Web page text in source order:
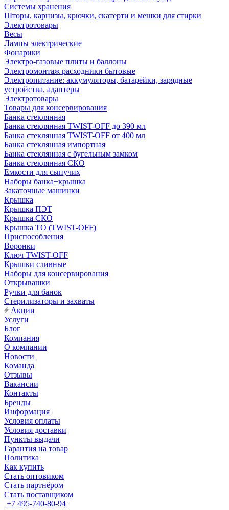
Системы хранения
Шторы, карнизы, крючки, скатерти и мешки для стирки
Электротовары
Весы
Лампы электрические
Фонарики
Электро-газовые плиты и баллоны
Электромонтаж расходники бытовые
Электропитание: аккумуляторы, батарейки, зарядные
устройства, адаптеры
Электротовары
Товары для консервирования
Банка стеклянная
Банка стеклянная TWIST-OFF до 390 мл
Банка стеклянная TWIST-OFF от 400 мл
Банка стеклянная импортная
Банка стеклянная с бугельным замком
Банка стеклянная СКО
Емкости для сыпучих
Наборы банка+крышка
Закаточные машинки
Крышка
Крышка ПЭТ
Крышка СКО
Крышка ТО (TWIST-OFF)
Приспособления
Воронки
Ключ TWIST-OFF
Крышки сливные
Наборы для консервирования
Открывашки
Ручки для банок
Стерилизаторы и захваты
Акции
Услуги
Блог
Компания
О компании
Новости
Команда
Отзывы
Вакансии
Контакты
Бренды
Информация
Условия оплаты
Условия доставки
Пункты выдачи
Гарантия на товар
Политика
Как купить
Стать оптовиком
Стать партнёром
Стать поставщиком
+7 495-740-80-94